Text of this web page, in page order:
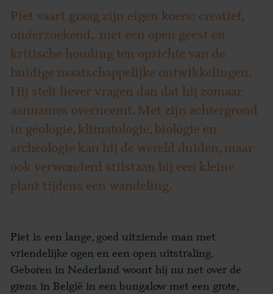
Piet vaart graag zijn eigen koers: creatief,
onderzoekend, met een open geest en
kritische houding ten opzichte van de
huidige maatschappelijke ontwikkelingen.
Hij stelt liever vragen dan dat hij zomaar
aannames overneemt. Met zijn achtergrond
in geologie, klimatologie, biologie en
archeologie kan hij de wereld duiden, maar
ook verwonderd stilstaan bij een kleine
plant tijdens een wandeling.
Piet is een lange, goed uitziende man met
vriendelijke ogen en een open uitstraling.
Geboren in Nederland woont hij nu net over de
grens in België in een bungalow met een grote,